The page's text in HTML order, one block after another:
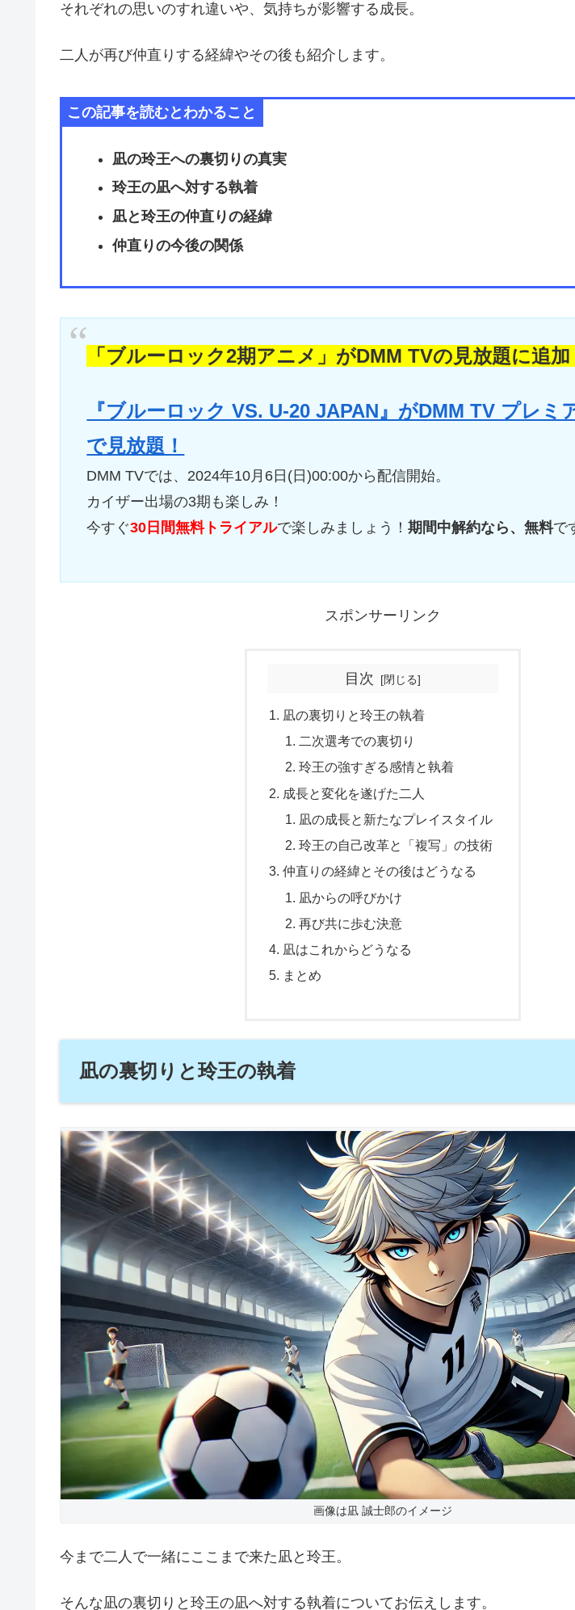
それぞれの思いのすれ違いや、気持ちが影響する成長。
二人が再び仲直りする経緯やその後も紹介します。
この記事を読むとわかること
凪の玲王への裏切りの真実
玲王の凪へ対する執着
凪と玲王の仲直りの経緯
仲直りの今後の関係
「ブルーロック2期アニメ」がDMM TVの見放題に追加
『ブルーロック VS. U-20 JAPAN』がDMM TV プレミ
で見放題！
DMM TVでは、2024年10月6日(日)00:00から配信開始。
カイザー出場の3期も楽しみ！
今すぐ30日間無料トライアルで楽しみましょう！期間中解約なら、無料で
スポンサーリンク
目次
凪の裏切りと玲王の執着
二次選考での裏切り
玲王の強すぎる感情と執着
成長と変化を遂げた二人
凪の成長と新たなプレイスタイル
玲王の自己改革と「複写」の技術
仲直りの経緯とその後はどうなる
凪からの呼びかけ
再び共に歩む決意
凪はこれからどうなる
まとめ
凪の裏切りと玲王の執着
画像は凪 誠士郎のイメージ
今まで二人で一緒にここまで来た凪と玲王。
そんな凪の裏切りと玲王の凪へ対する執着についてお伝えします。